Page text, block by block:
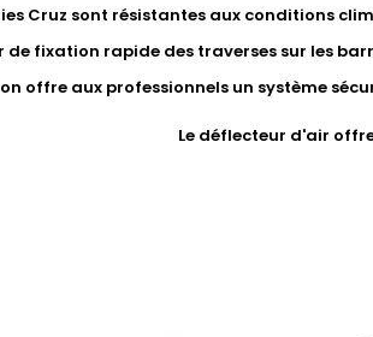
Cruz sont résistantes aux conditions
de fixation rapide des traverses sur les
offre aux professionnels un système
Le déflecteur d'air